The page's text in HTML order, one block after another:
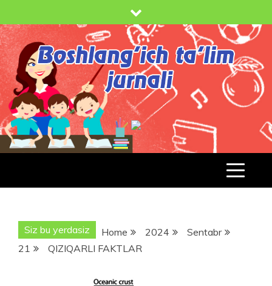
to
content
BT-
JURNAL.UZ
BOSHLANG'ICH TA'LIM JURNALI
Siz bu yerdasiz Home 2024
Sentabr
21
QIZIQARLI FAKTLAR